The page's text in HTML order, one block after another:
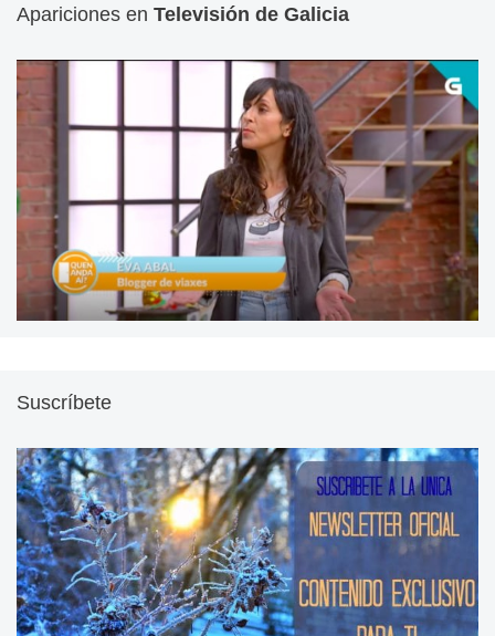
Apariciones en Televisión de Galicia
Suscríbete